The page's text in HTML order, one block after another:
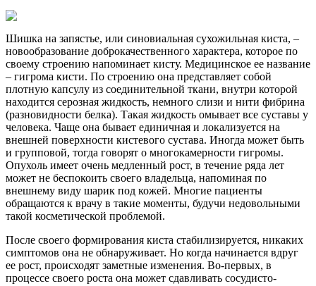
Шишка на запястье, или синовиальная сухожильная киста, –
новообразование доброкачественного характера, которое по
своему строению напоминает кисту. Медицинское ее название
– гигрома кисти. По строению она представляет собой
плотную капсулу из соединительной ткани, внутри которой
находится серозная жидкость, немного слизи и нити фибрина
(разновидности белка). Такая жидкость омывает все суставы у
человека. Чаще она бывает единичная и локализуется на
внешней поверхности кистевого сустава. Иногда может быть
и групповой, тогда говорят о многокамерности гигромы.
Опухоль имеет очень медленный рост, в течение ряда лет
может не беспокоить своего владельца, напоминая по
внешнему виду шарик под кожей. Многие пациенты
обращаются к врачу в такие моменты, будучи недовольными
такой косметической проблемой.
После своего формирования киста стабилизируется, никаких
симптомов она не обнаруживает. Но когда начинается вдруг
ее рост, происходят заметные изменения. Во-первых, в
процессе своего роста она может сдавливать сосудисто-